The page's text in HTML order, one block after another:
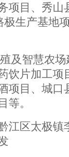
项目、秀山
生产基地
及智慧农
饮片加工项
项目、城口
等。
区太极镇